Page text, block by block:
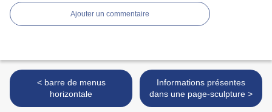
Ajouter un commentaire
< barre de menus
horizontale
Informations présentes
dans une page-sculpture >